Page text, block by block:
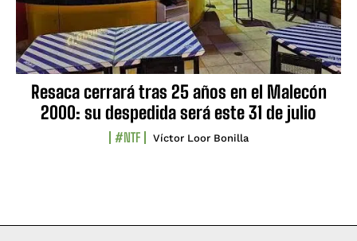
Resaca cerrará tras 25 años en el Malecón
2000: su despedida será este 31 de julio
#NTF Víctor Loor Bonilla